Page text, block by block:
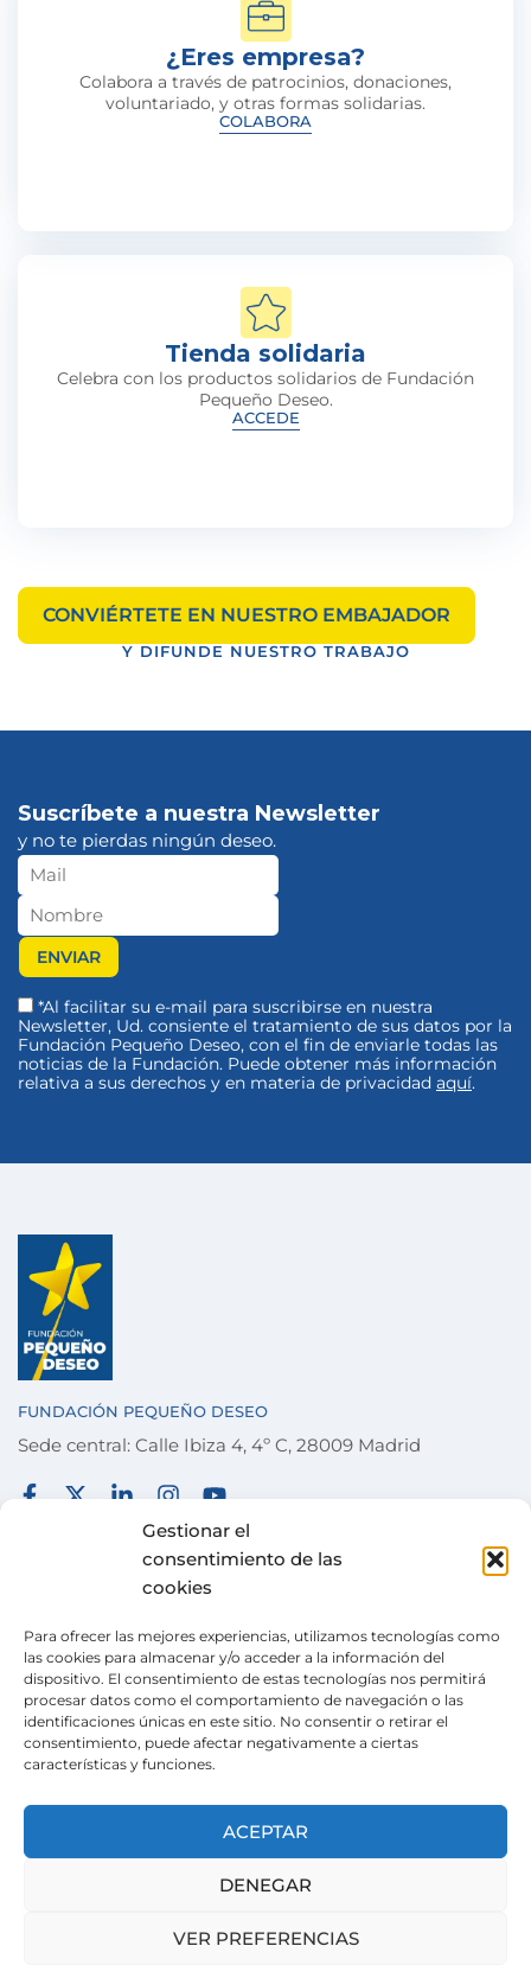
Gestionar el
consentimiento de las
cookies
Para ofrecer las mejores experiencias, utilizamos tecnologías como
las cookies para almacenar y/o acceder a la información del
dispositivo. El consentimiento de estas tecnologías nos permitirá
procesar datos como el comportamiento de navegación o las
identificaciones únicas en este sitio. No consentir o retirar el
consentimiento, puede afectar negativamente a ciertas
características y funciones.
ACEPTAR
DENEGAR
VER PREFERENCIAS
Tienda solidaria
Celebra con los productos solidarios de Fundación
Pequeño Deseo.
ACCEDE
¿Eres empresa?
Colabora a través de patrocinios, donaciones,
voluntariado, y otras formas solidarias.
COLABORA
CONVIÉRTETE EN NUESTRO EMBAJADOR
Y DIFUNDE NUESTRO TRABAJO
Suscríbete a nuestra Newsletter
y no te pierdas ningún deseo.
*Al facilitar su e-mail para suscribirse en nuestra
Newsletter, Ud. consiente el tratamiento de sus datos por la
Fundación Pequeño Deseo, con el fin de enviarle todas las
noticias de la Fundación. Puede obtener más información
relativa a sus derechos y en materia de privacidad aquí.
FUNDACIÓN PEQUEÑO DESEO
Sede central: Calle Ibiza 4, 4º C, 28009 Madrid
ACTUALIDAD
TIENDA SOLIDARIA
VOLUNTARIADO
POLÍTICA DE PRIVACIDAD
CANAL DE DENUNCIAS
Pertenecemos a laWish Alliance. creada en 2024
gracias al apoyo de la Unión Europea, formada
por organizaciones europeas con la misma